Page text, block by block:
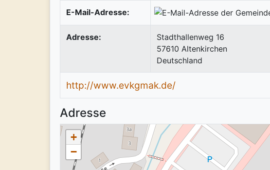
E-Mail-Adresse:
Adresse:
Stadthallenweg 16
57610 Altenkirchen
Deutschland
http://www.evkgmak.de/
Adresse
+
−